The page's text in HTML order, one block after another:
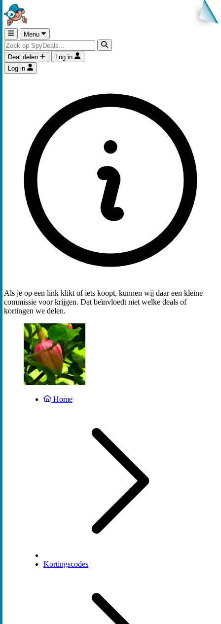
Menu
Deal delen
Log in
Log in
Als je op een link klikt of iets koopt, kunnen wij daar een kleine
commissie voor krijgen. Dat beïnvloedt niet welke deals of
kortingen we delen.
Home
Kortingscodes